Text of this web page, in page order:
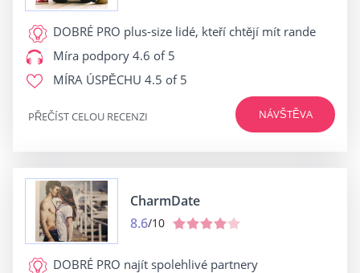
DOBRÉ PRO plus-size lidé, kteří chtějí mít rande
Míra podpory 4.6 of 5
MÍRA ÚSPĚCHU 4.5 of 5
NÁVŠTĚVA
PŘEČÍST CELOU RECENZI
CharmDate
8.6/10
DOBRÉ PRO najít spolehlivé partnery